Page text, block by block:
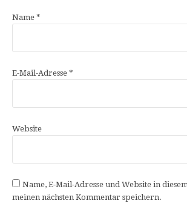
Name *
E-Mail-Adresse *
Website
Name, E-Mail-Adresse und Website in
meinen nächsten Kommentar speichern.